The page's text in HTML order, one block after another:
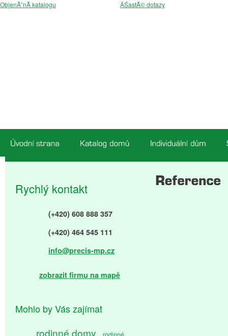
Rychlý kontakt
(+420) 608 888 357
(+420) 464 545 111
info@precis-mp.cz
zobrazit firmu na mapě
Mohlo by Vás zajímat
rodinné domy
ObjenĂˇnĂ­ katalogu ÄŚastĂ© dotazy